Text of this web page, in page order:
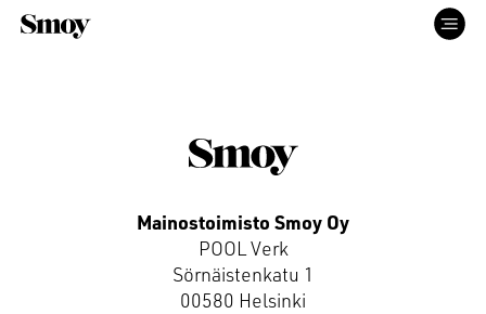
ETUSIVU
PALVELUT
Mainostoimisto Smoy Oy
POOL Verk
Sörnäistenkatu 1
00580 Helsinki